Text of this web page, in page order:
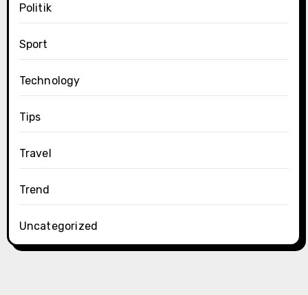
Politik
Sport
Technology
Tips
Travel
Trend
Uncategorized